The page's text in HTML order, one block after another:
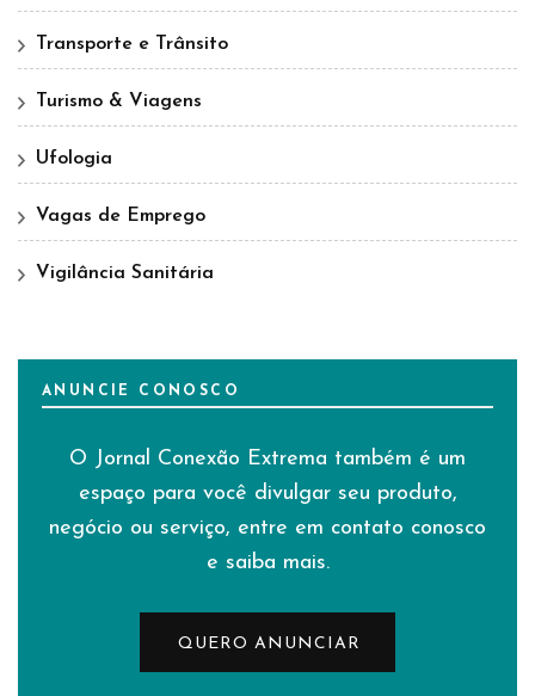
Transporte e Trânsito
Turismo & Viagens
Ufologia
Vagas de Emprego
Vigilância Sanitária
ANUNCIE CONOSCO
O Jornal Conexão Extrema também é um
espaço para você divulgar seu produto,
negócio ou serviço, entre em contato conosco
e saiba mais.
QUERO ANUNCIAR